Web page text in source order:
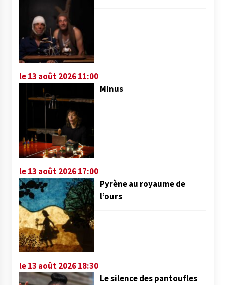
le 13 août 2026 11:00
Minus
le 13 août 2026 17:00
Pyrène au royaume de
l’ours
le 13 août 2026 18:30
Le silence des pantoufles